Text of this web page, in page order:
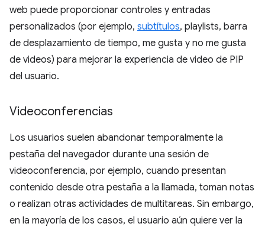
web puede proporcionar controles y entradas
personalizados (por ejemplo, subtítulos, playlists, barra
de desplazamiento de tiempo, me gusta y no me gusta
de videos) para mejorar la experiencia de video de PIP
del usuario.
Videoconferencias
Los usuarios suelen abandonar temporalmente la
pestaña del navegador durante una sesión de
videoconferencia, por ejemplo, cuando presentan
contenido desde otra pestaña a la llamada, toman notas
o realizan otras actividades de multitareas. Sin embargo,
en la mayoría de los casos, el usuario aún quiere ver la